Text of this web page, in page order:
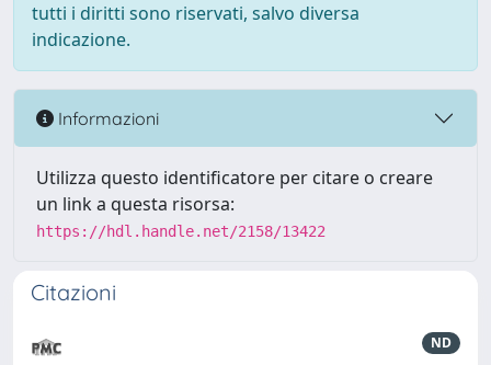
tutti i diritti sono riservati, salvo diversa
indicazione.
Informazioni
Utilizza questo identificatore per citare o creare
un link a questa risorsa:
https://hdl.handle.net/2158/13422
Citazioni
ND